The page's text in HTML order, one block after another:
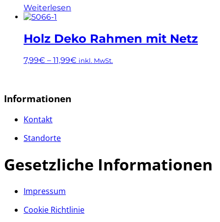
Weiterlesen
Holz Deko Rahmen mit Netz
7,99€ – 11,99€ inkl. MwSt.
weist
mehrere
Varianten
auf.
Optionen
auf
der
gewählt
werden
Informationen
Kontakt
Standorte
Gesetzliche Informationen
Impressum
Cookie Richtlinie